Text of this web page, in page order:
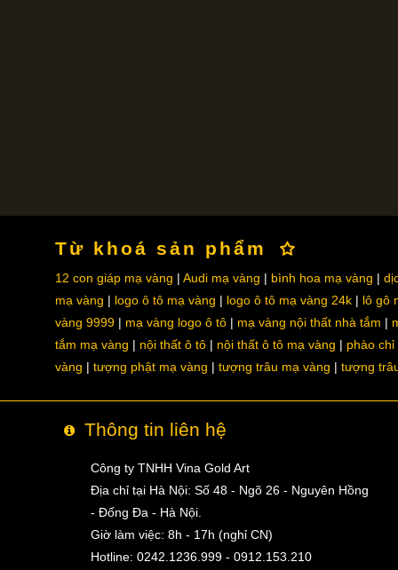
Từ khoá sản phẩm
12 con giáp mạ vàng Audi mạ vàng bình hoa mạ vàng
mạ vàng
logo ô tô mạ vàng logo ô tô mạ vàng 24k
lô gô
vàng 9999
mạ vàng logo ô tô mạ vàng nội thất nhà tắm
tắm mạ vàng
nội thất ô tô nội thất ô tô mạ vàng
phào chỉ
vàng
tượng phật mạ vàng tượng trâu mạ vàng tượng
Thông tin liên hệ
Công ty TNHH Vina Gold Art
Địa chỉ tại Hà Nội: Số 48 - Ngõ 26 - Nguyên Hồng
- Đống Đa - Hà Nội.
Giờ làm việc: 8h - 17h (nghỉ CN)
Hotline: 0242.1236.999 - 0912.153.210